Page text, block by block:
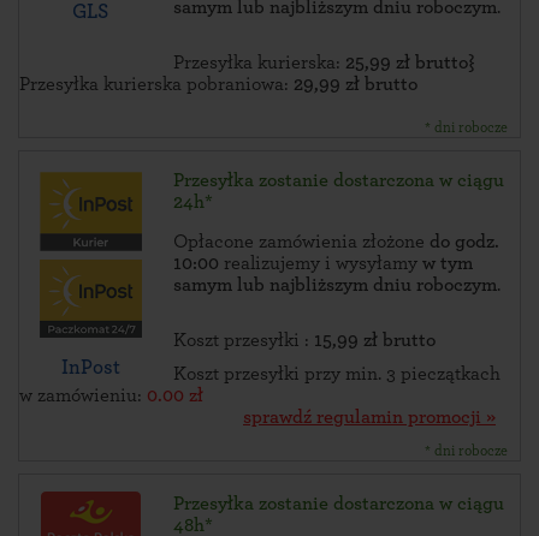
GLS samym lub najbliższym dniu roboczym.
Przesyłka kurierska: 25,99 zł brutto}
Przesyłka kurierska pobraniowa: 29,99 zł brutto
* dni robocze
InPost
Przesyłka zostanie dostarczona w ciągu
24h*
Opłacone zamówienia złożone do godz.
10:00 realizujemy i wysyłamy w tym
samym lub najbliższym dniu roboczym.
Koszt przesyłki : 15,99 zł brutto
Koszt przesyłki przy min. 3 pieczątkach
w zamówieniu: 0.00 zł
sprawdź regulamin promocji »
* dni robocze
Przesyłka zostanie dostarczona w ciągu
48h*